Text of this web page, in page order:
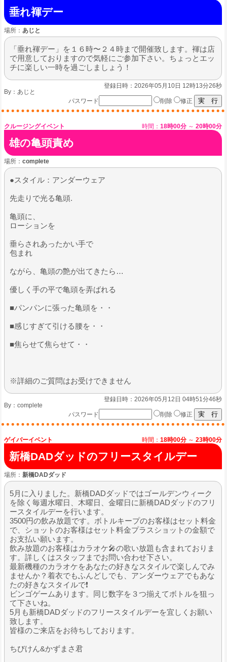
垂れ褌デー
場所： あじと
「垂れ褌デー」を１６時〜２４時まで開催致します。褌は店
で用意しておりますので気軽にご参加下さい。ちょっとエッ
チに楽しい一時を過ごしましょう！
登録日時：2026年05月10日 12時13分26秒
By： あじと
パスワード
削除 修正
クルージングイベント 時間： 18時00分 ～ 20時00分
雄の亀頭責め
場所： complete
●スタイル：アンダーウェア
先走りで光る亀頭.
亀頭に、
ローションを
垂らされあったかい手で
包まれ
ながら、亀頭の艶が出てきたら…
優しく手の平で亀頭を弄ばれる
​■パンパンに張った亀頭を・・
■感じすぎて引ける腰を・・
■焦らせて焦らせて・・
※詳細のご質問はお受けできません
登録日時：2026年05月12日 04時51分46秒
By： complete
パスワード
削除 修正
ゲイバーイベント 時間： 18時00分 ～ 23時00分
新橋DADダッドのフリースタイルデー
場所： 新橋DADダッド
5月に入りました。新橋DADダッドではゴールデンウィーク
を除く毎週水曜日、木曜日、金曜日に新橋DADダッドのフリ
ースタイルデーを行います。
3500円の飲み放題です。ボトルキープのお客様はセット料金
で、ショットのお客様はセット料金プラスショットの金額で
お支払い願います。
飲み放題のお客様はカラオケ🎤の歌い放題も含まれておりま
す。詳しくはスタッフまでお問い合わせ下さい。
最新機種のカラオケをあなたの好きなスタイルで楽しんでみ
ませんか？着衣でもふんどしでも、アンダーウェアでもあな
たの好きなスタイルで❗️
ビンゴゲームあります。同じ数字を３つ揃えてボトルを狙っ
て下さいね。
5月も新橋DADダッドのフリースタイルデーを宜しくお願い
致します。
皆様のご来店をお待ちしております。
ちびけん&かずまさ君